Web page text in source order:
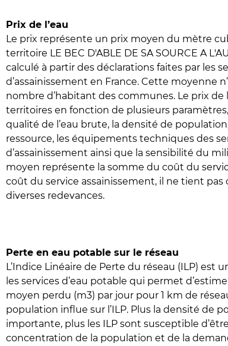
Prix de l’eau
Le prix représente un prix moyen du mètre
territoire LE BEC D'ABLE DE SA SOURCE A
calculé à partir des déclarations faites par les
d’assainissement en France. Cette moyenne
nombre d’habitant des communes. Le prix de
territoires en fonction de plusieurs
qualité de l’eau brute, la densité de
ressource, les équipements techniques des
d’assainissement ainsi que la sensibilité du
moyen représente la somme du coût du
coût du service assainissement, il ne tient
diverses redevances.
Perte en eau potable sur le réseau
L’Indice Linéaire de Perte du réseau (ILP) est
les services d’eau potable qui permet
moyen perdu (m3) par jour pour 1 km de
population influe sur l’ILP. Plus la densité de
importante, plus les ILP sont susceptible
concentration de la population et de la